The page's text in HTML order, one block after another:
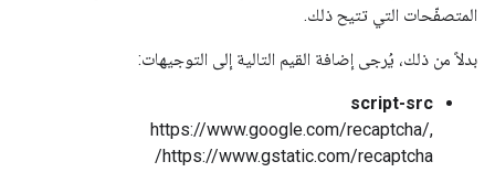
المتصفّحات التي تتيح ذلك.
بدلاً من ذلك، يُرجى إضافة القيم التالية إلى التوجيهات:
script-src
https://www.google.com/recaptcha/,
https://www.gstatic.com/recaptcha/